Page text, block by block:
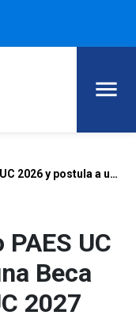
Rinde el 1° Ensayo PAES UC 2026 y postula a una Beca Preuniversitario UC 2027
UC
Beca
2027